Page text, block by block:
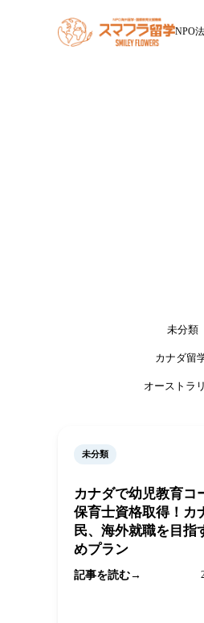
NPO
未分類
カナダ留
オーストラ
未分類
カナダで幼児教育コ
保育士資格取得！カ
民、海外就職を目指
めプラン
記事を読む